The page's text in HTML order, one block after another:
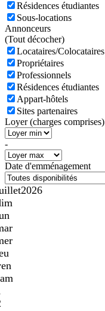
Résidences étudiantes
Sous-locations
Annonceurs
(Tout décocher)
Locataires/Colocataires
Propriétaires
Professionnels
Résidences étudiantes
Appart-hôtels
Sites partenaires
Loyer (charges comprises)
-
Date d'emménagement
2026